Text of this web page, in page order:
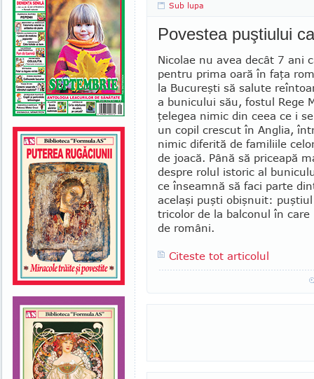
Sub lupa
Povestea puştiului
Nicolae nu avea decât 7 ani
pentru prima oară în faţa
la Bucureşti să salute
a bunicului său, fostul Rege
ţelegea nimic din ceea ce i
un copil crescut în Anglia,
nimic diferită de familiile
de joacă. Până să priceapă
despre rolul istoric al
ce înseamnă să faci parte
acelaşi puşti obişnuit:
tricolor de la balconul în
de români.
Citeste tot articolul